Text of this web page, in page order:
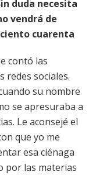
duda necesita
vendrá de
cuarenta
contó las
redes sociales.
su nombre
se apresuraba a
Le aconsejé el
que yo me
esa ciénaga
por las materias